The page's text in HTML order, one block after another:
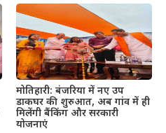
मोतिहारी: बंजरिया में नए उप
डाकघर की शुरुआत, अब गांव में ही
मिलेंगी बैंकिंग और सरकारी
योजनाएं